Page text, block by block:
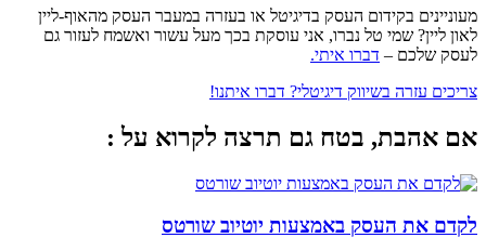
מעוניינים בקידום העסק בדיגיטל או בעזרה במעבר העסק מהאוף-ליין
לאון ליין? שמי טל נברו, אני עוסקת בכך מעל עשור ואשמח לעזור גם
לעסק שלכם – דברו איתי.
צריכים עזרה בשיווק דיגיטלי? דברו איתנו!
אם אהבת, בטח גם תרצה לקרוא על :
לקדם את העסק באמצעות יוטיוב שורטס